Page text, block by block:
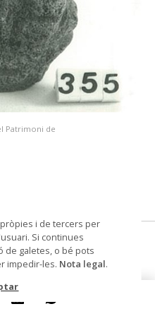
Patrimoni de
trapezoïdal)
i de tercers per
Si continues
de galetes, o bé pots
impedir-les. Nota legal.